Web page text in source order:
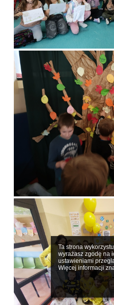
Ta strona
wyrażasz zgodę na
ustawieniami
Więcej informacji